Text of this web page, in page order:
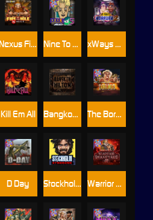
Kill Em All
Nexus Fire In The Hole xBomb
Stockholm Syndrome
Bangkok Hilton
xWays Hoarder 2
Nine To Five
Warrior Graveyard xNudge
D Day
The Border